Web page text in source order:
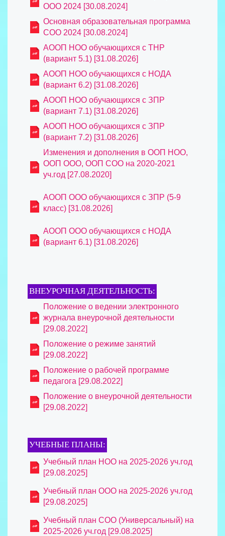
ООО 2024 [30.08.2024]
Основная образовательная программа
СОО 2024 [30.08.2024]
АООП НОО обучающихся с ТНР
(вариант 5.1) [31.08.2026]
АООП НОО обучающихся с НОДА
(вариант 6.2) [31.08.2026]
АООП НОО обучающихся с ЗПР
(вариант 7.1) [31.08.2026]
АООП НОО обучающихся с ЗПР
(вариант 7.2) [31.08.2026]
Изменения и дополнения в ООП НОО,
ООП ООО, ООП СОО на 2020-2021
уч.год [27.08.2020]
АООП ООО обучающихся с ЗПР (5-9
класс) [31.08.2026]
АООП OОО обучающихся с НОДА
(вариант 6.1) [31.08.2026]
ВНЕУРОЧНАЯ ДЕЯТЕЛЬНОСТЬ:
Положение о ведении электронного
журнала внеурочной деятельности
[29.08.2022]
Положение о режиме занятий
[29.08.2022]
Положение о рабочей программе
педагога [29.08.2022]
Положение о внеурочной деятельности
[29.08.2022]
УЧЕБНЫЕ ПЛАНЫ:
Учебный план НОО на 2025-2026 уч.год
[29.08.2025]
Учебный план ООО на 2025-2026 уч.год
[29.08.2025]
Учебный план СОО (Универсальный) на
2025-2026 уч.год [29.08.2025]